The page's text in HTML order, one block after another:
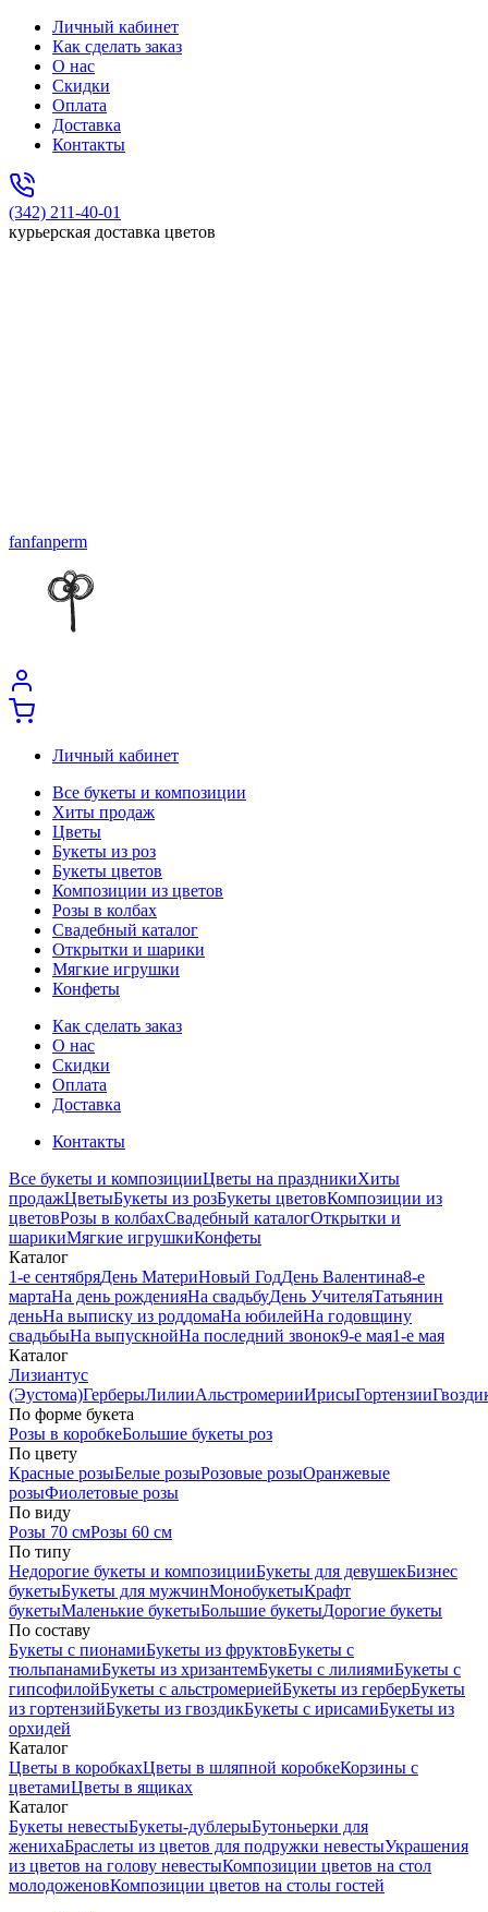
Личный кабинет
Как сделать заказ
О нас
Скидки
Оплата
Доставка
Контакты
(342) 211-40-01
курьерская доставка цветов
fanfanperm
Личный кабинет
Все букеты и композиции
Хиты продаж
Цветы
Букеты из роз
Букеты цветов
Композиции из цветов
Розы в колбах
Свадебный каталог
Открытки и шарики
Мягкие игрушки
Конфеты
Как сделать заказ
О нас
Скидки
Оплата
Доставка
Контакты
Все букеты и композицииЦветы на праздникиХиты
продажЦветыБукеты из розБукеты цветовКомпозиции из
цветовРозы в колбахСвадебный каталогОткрытки и
шарикиМягкие игрушкиКонфеты
Каталог
1-е сентябряДень МатериНовый ГодДень Валентина8-е
мартаНа день рожденияНа свадьбуДень УчителяТатьянин
деньНа выписку из роддомаНа юбилейНа годовщину
свадьбыНа выпускнойНа последний звонок9-е мая1-е мая
Каталог
Лизиантус
(Эустома)ГерберыЛилииАльстромерииИрисыГортензии
По форме букета
Розы в коробкеБольшие букеты роз
По цвету
Красные розыБелые розыРозовые розыОранжевые
розыФиолетовые розы
По виду
Розы 70 смРозы 60 см
По типу
Недорогие букеты и композицииБукеты для девушекБизнес
букетыБукеты для мужчинМонобукетыКрафт
букетыМаленькие букетыБольшие букетыДорогие букеты
По составу
Букеты с пионамиБукеты из фруктовБукеты с
тюльпанамиБукеты из хризантемБукеты с лилиямиБукеты с
гипсофилойБукеты с альстромериейБукеты из герберБукеты
из гортензийБукеты из гвоздикБукеты с ирисамиБукеты из
орхидей
Каталог
Цветы в коробкахЦветы в шляпной коробкеКорзины с
цветамиЦветы в ящиках
Каталог
Букеты невестыБукеты-дублерыБутоньерки для
женихаБраслеты из цветов для подружки невестыУкрашения
из цветов на голову невестыКомпозиции цветов на стол
молодоженовКомпозиции цветов на столы гостей